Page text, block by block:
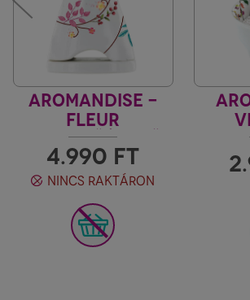
AROMANDISE -
FLEUR
FÜSTÖLŐÉGETŐ
KÚPHOZ, PORHOZ
4.990 FT
NINCS RAKTÁRON